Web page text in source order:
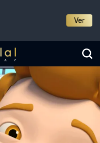
Ver